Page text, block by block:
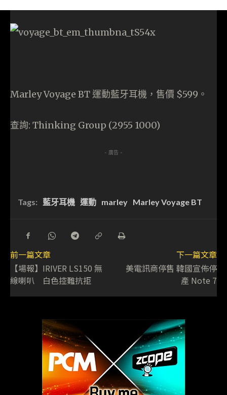
Marley Voyage BT 運動藍牙耳機，售價 $599。
查詢: Thinking Group (2955 1000)
- 廣告 -
Tags: 藍牙耳機 運動 marley Marley Voyage BT
前一篇文章
【場報】IRIVER LS150 無
線喇叭 白色控難抗拒
下一篇文章
美電訊商停售 韓國宣佈停
產 Note 7